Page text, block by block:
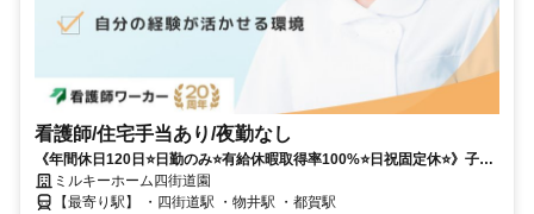
看護師/住宅手当あり/夜勤なし
《年間休日120日⭐日勤のみ⭐有給休暇取得率100%⭐日祝固定休⭐》子育
てに理解のある保育園です❗️
ミルキーホーム四街道園
【最寄り駅】 ・四街道駅 ・物井駅 ・都賀駅